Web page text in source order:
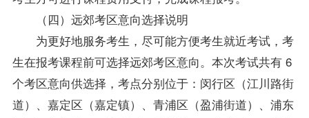
（四）远郊考区意向选择说明
为更好地服务考生，尽可能方便考生就近考试，考
生在报考课程前可选择远郊考区意向。本次考试共有 6
个考区意向供选择，考点分别位于：闵行区（江川路街
道）、嘉定区（嘉定镇）、青浦区（盈浦街道）、浦东